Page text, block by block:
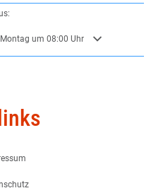
Schließzeiten auszublenden
um 08:00 Uhr